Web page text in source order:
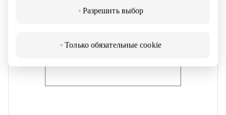
Разрешить выбор
Только обязательные cookie